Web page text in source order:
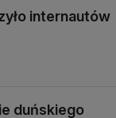
internautów
duńskiego